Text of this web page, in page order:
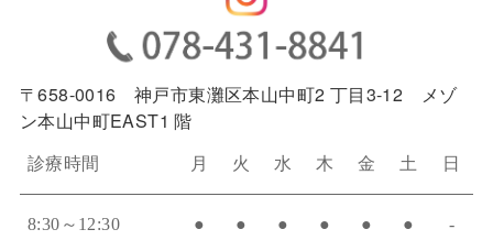
〒658-0016 神戸市東灘区本山中町2 丁目3-12 メゾ
ン本山中町EAST1 階
診療時間 月 火 水 木 金 土 日
8:30～12:30 ● ● ● ● ● ● -